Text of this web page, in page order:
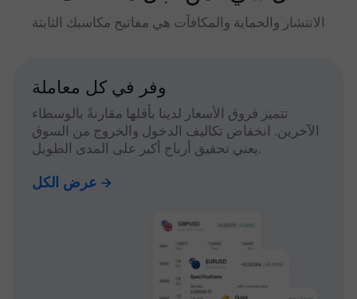
الانتشار والحماية والمكافآت هي مفاتيح مكاسبك الثابتة
وفر في كل معاملة
تتميز فروق الأسعار لدينا بأقلها مقارنةً بالوسطاء
الآخرين. انخفاض تكاليف الدخول والخروج من السوق
يعني تحقيق أرباح أكبر على المدى الطويل.
عرض الكل